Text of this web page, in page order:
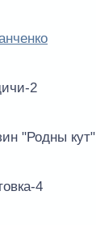
2
"Родны кут"
4